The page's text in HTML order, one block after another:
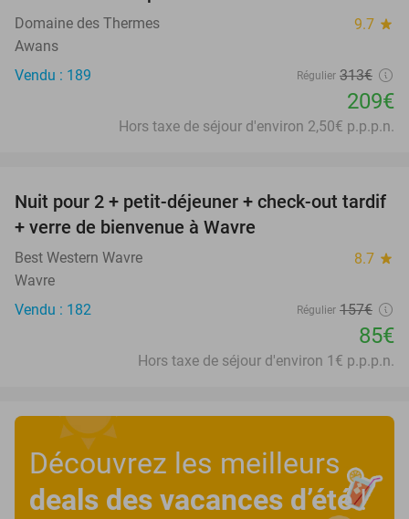
Domaine des Thermes 9.7 star
Awans
Vendu : 189
Régulier 313€
209€
Hors taxe de séjour d'environ 2,50€ p.p.p.n.
46%
Nuit pour 2 + petit-déjeuner + check-out tardif
+ verre de bienvenue à Wavre
Best Western Wavre 8.7 star
Wavre
Vendu : 182
Régulier 157€
85€
Hors taxe de séjour d'environ 1€ p.p.p.n.
Découvrez les meilleurs
deals des vacances d’été!